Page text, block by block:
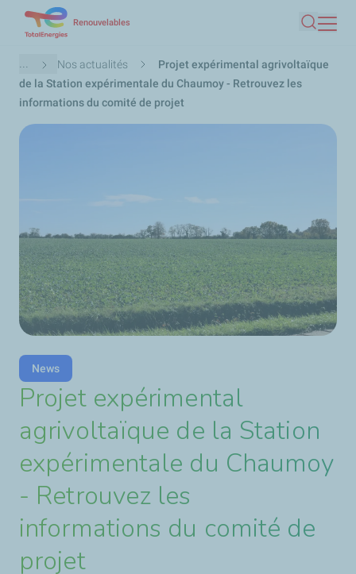
contenu
principal
Renouvelables
Fil
d'Ariane
... Nos actualités
Projet expérimental agrivoltaïque
de la Station expérimentale du Chaumoy - Retrouvez les
informations du comité de projet
News
Projet expérimental
agrivoltaïque de la Station
expérimentale du Chaumoy
- Retrouvez les
informations du comité de
projet